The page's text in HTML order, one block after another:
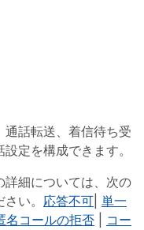
話転送、着信待ち受
定を構成できます。
詳細については、次の
い。 応答不可 単一
名コールの拒否
コー